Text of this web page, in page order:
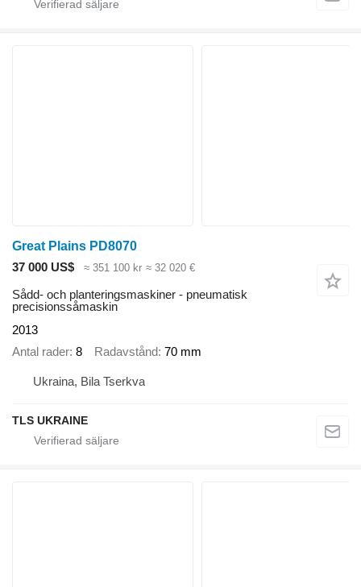
Great Plains PD8070
37 000 US$
≈ 351 100 kr ≈ 32 020 €
Sådd- och planteringsmaskiner - pneumatisk
precisionssåmaskin
2013
Antal rader 8 Radavstånd 70 mm
Ukraina, Bila Tserkva
TLS UKRAINE